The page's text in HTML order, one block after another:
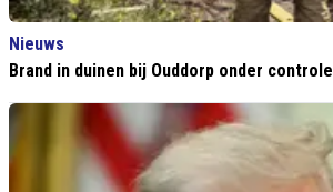
Nieuws
Brand in duinen bij Ouddorp onder controle